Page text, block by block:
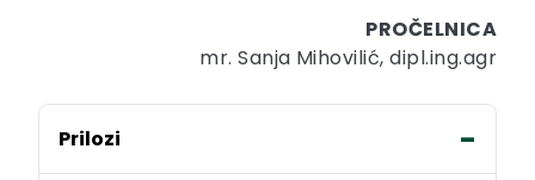
PROČELNICA
mr. Sanja Mihovilić, dipl.ing.agr
Prilozi